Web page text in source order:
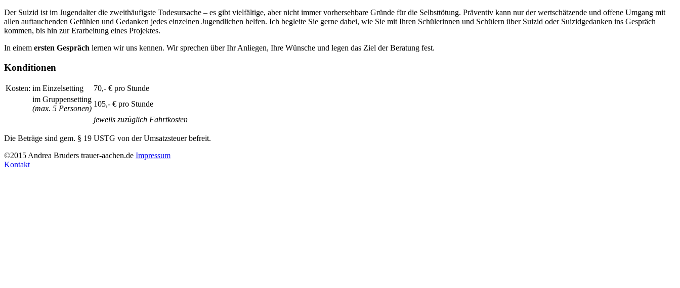
Der Suizid ist im Jugendalter die zweithäufigste Todesursache – es gibt vielfältige, aber nicht immer vorhersehbare Gründe für die Selbsttötung. Präventiv kann nur der wertschätzende und offene Umgang mit
allen auftauchenden Gefühlen und Gedanken jedes einzelnen Jugendlichen helfen. Ich begleite Sie gerne dabei, wie Sie mit Ihren Schülerinnen und Schülern über Suizid oder Suizidgedanken ins Gespräch
kommen, bis hin zur Erarbeitung eines Projektes.
In einem ersten Gespräch lernen wir uns kennen. Wir sprechen über Ihr Anliegen, Ihre Wünsche und legen das Ziel der Beratung fest.
Konditionen
Kosten: im Einzelsetting
70,- € pro Stunde
im Gruppensetting
(max. 5 Personen)
105,- € pro Stunde
jeweils zuzüglich Fahrtkosten
Die Beträge sind gem. § 19 USTG von der Umsatzsteuer befreit.
©2015 Andrea Bruders trauer-aachen.de Impressum
Kontakt